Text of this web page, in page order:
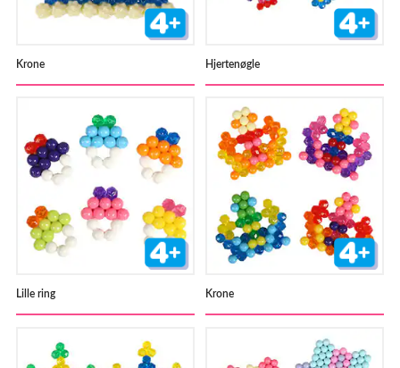
Krone Hjertenøgle
Lille ring Krone